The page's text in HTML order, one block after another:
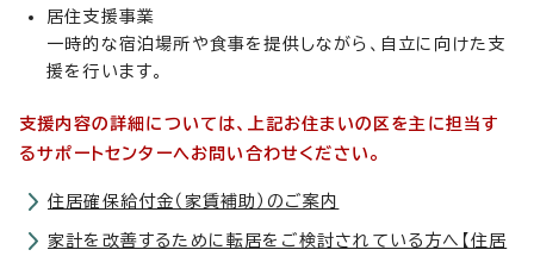
居住支援事業
一時的な宿泊場所や食事を提供しながら、自立に向けた支
援を行います。
支援内容の詳細については、上記お住まいの区を主に担当す
るサポートセンターへお問い合わせください。
住居確保給付金（家賃補助）のご案内
家計を改善するために転居をご検討されている方へ【住居